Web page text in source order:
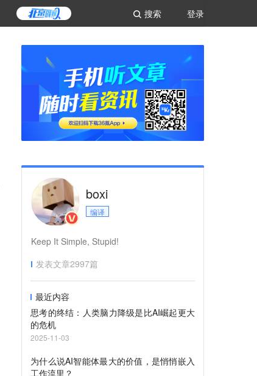
登录
搜索
boxi
编译
Keep It Simple, Stupid!
发表文章2997篇
最近内容
思考的终结：人类脑力降级是比AI崛起更大
的危机
2025-11-03
为什么说AI智能体最大的价值，是悄悄嵌入
工作流里？